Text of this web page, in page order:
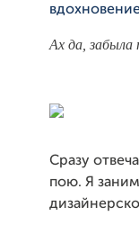
Ах да, забыла
Сразу
пою. Я